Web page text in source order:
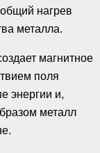
общий нагрев
металла.
магнитное
поля
энергии и,
металл